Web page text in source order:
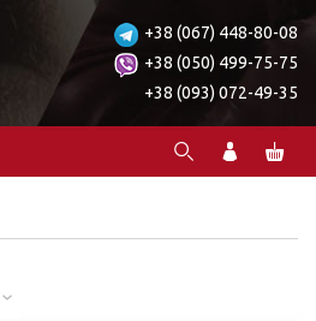
+38 (067) 448-80-08
+38 (050) 499-75-75
+38 (093) 072-49-35